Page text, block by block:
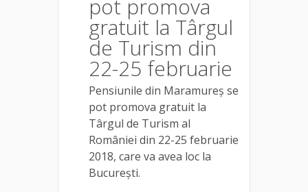
pot promova
gratuit la Târgul
de Turism din
22-25 februarie
Pensiunile din Maramureș se
pot promova gratuit la
Târgul de Turism al
României din 22-25 februarie
2018, care va avea loc la
București.